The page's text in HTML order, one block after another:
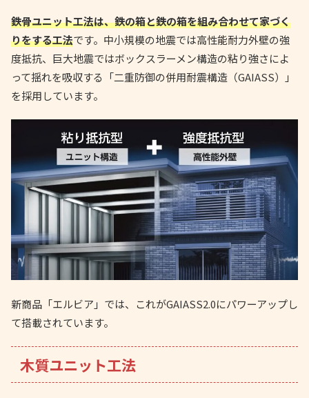
鉄骨ユニット工法は、鉄の箱と鉄の箱を組み合わせて家づく
りをする工法です。中小規模の地震では高性能耐力外壁の強
度抵抗、巨大地震ではボックスラーメン構造の粘り強さによ
って揺れを吸収する「二重防御の併用耐震構造（GAIASS）」
を採用しています。
新商品「エルビア」では、これがGAIASS2.0にパワーアップし
て搭載されています。
木質ユニット工法